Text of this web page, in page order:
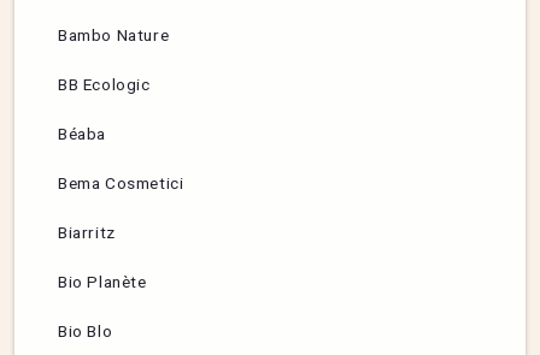
Bambo Nature
BB Ecologic
Béaba
Bema Cosmetici
Biarritz
Bio Planète
Bio Blo